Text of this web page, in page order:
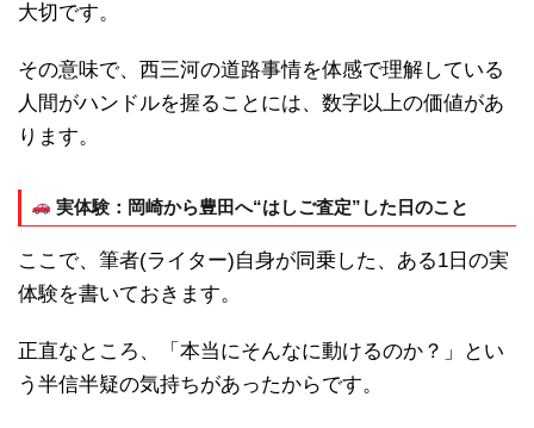
大切です。
その意味で、西三河の道路事情を体感で理解している
人間がハンドルを握ることには、数字以上の価値があ
ります。
実体験：岡崎から豊田へ“はしご査定”した日のこと
ここで、筆者(ライター)自身が同乗した、ある1日の実
体験を書いておきます。
正直なところ、「本当にそんなに動けるのか？」とい
う半信半疑の気持ちがあったからです。